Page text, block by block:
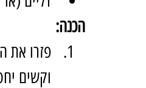
הכנה:
פזרו את
וקשים